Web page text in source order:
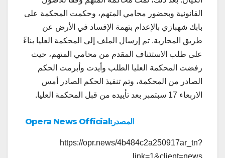
القانونية وبحضور محامي المتهم، وحكمت المحكمة على
بابك شهبازي بالإعدام بتهمة الإفساد في الأرض عن
طريق المحاربة. تم إرسال الملف إلى المحكمة العليا بناءً
على طلب الاستئناف المقدم من محامي المتهم، حيث
رفضت المحكمة العليا الطلب وأيدت وأبرمت الحكم
الصادر من المحكمة، وتم تنفيذ الحكم الصادر أمس
الاربعاء 17 سبتمبر بعد تأييده من قبل المحكمة العليا.
المصدر:Opera News Official
https://opr.news/4b484c2a250917ar_tn?